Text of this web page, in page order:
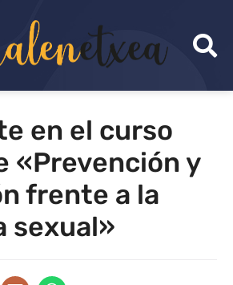
en el curso
«Prevención y
frente a la
sexual»